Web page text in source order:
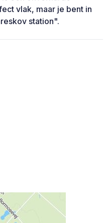
vlak, maar je bent in
station".